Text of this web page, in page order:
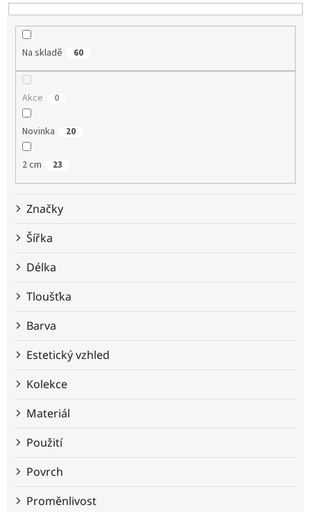
n
Na skladě 60
Akce 0
Novinka 20
2 cm 23
Značky
Šířka
Délka
Tloušťka
Barva
Estetický vzhled
Kolekce
Materiál
Použití
Povrch
Proměnlivost